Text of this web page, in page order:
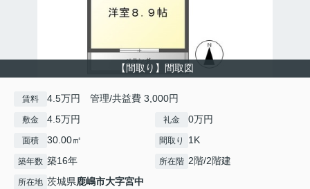
【間取り】間取図
賃料 4.5万円 管理/共益費 3,000円
敷金 4.5万円 礼金 0万円
面積 30.00㎡ 間取り 1K
築年数 築16年 所在階 2階/2階建
所在地 茨城県鹿嶋市大字宮中